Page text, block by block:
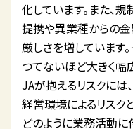
化しています。また、
提携や異業種からの
厳しさを増しています
つてないほど大きく幅
JAが抱えるリスクには
経営環境によるリスク
どのように業務活動